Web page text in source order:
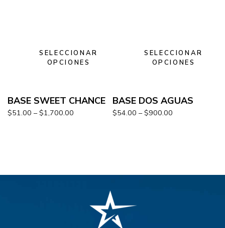
SELECCIONAR
OPCIONES
BASE SWEET CHANCE
$51.00 – $1,700.00
SELECCIONAR
OPCIONES
BASE DOS AGUAS
$54.00 – $900.00